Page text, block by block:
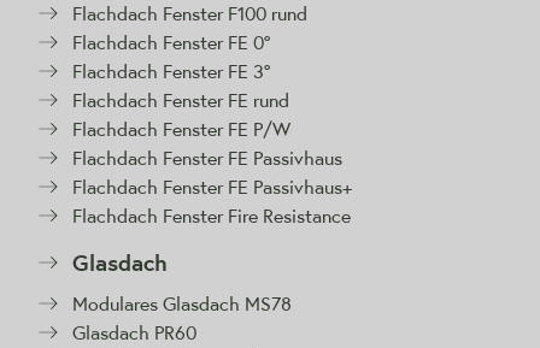
Flachdach Fenster F100 rund
Flachdach Fenster FE 0°
Flachdach Fenster FE 3°
Flachdach Fenster FE rund
Flachdach Fenster FE P/W
Flachdach Fenster FE Passivhaus
Flachdach Fenster FE Passivhaus+
Flachdach Fenster Fire Resistance
Glasdach
Modulares Glasdach MS78
Glasdach PR60